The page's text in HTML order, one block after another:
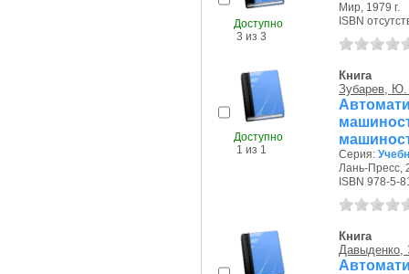
Доступно
3 из 3
Мир, 1979 г.
ISBN
Доступно
1 из 1
Книга
Зубарев,
Серия:
Лань-Пресс,
ISBN 978-5-
Книга
Давыденко,